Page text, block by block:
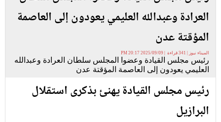
العرادة وعبدالله العليمي يعودون إلى العاصمة
المؤقتة عدن
الميناء نيوز | 341 قراءة | 2025/09/09 20:17 PM
رئيس مجلس القيادة وعضوا المجلس سلطان العرادة وعبدالله
العليمي يعودون إلى العاصمة المؤقتة عدن
رئيس مجلس القيادة يهنئ بذكرى استقلال
البرازيل